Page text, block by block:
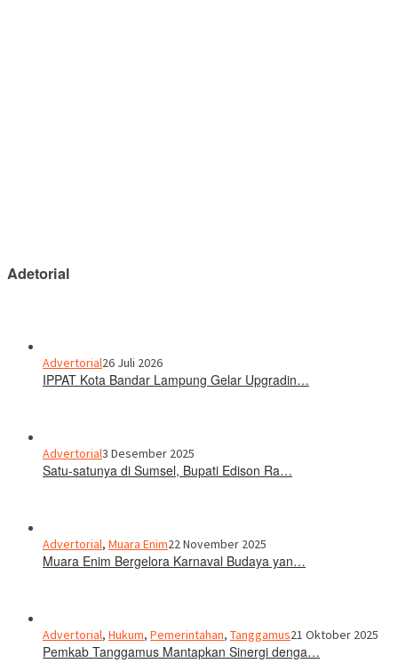
Adetorial
Advertorial26 Juli 2026
IPPAT Kota Bandar Lampung Gelar Upgradin…
Advertorial3 Desember 2025
Satu-satunya di Sumsel, Bupati Edison Ra…
Advertorial, Muara Enim22 November 2025
Muara Enim Bergelora Karnaval Budaya yan…
Advertorial, Hukum, Pemerintahan, Tanggamus21 Oktober 2025
Pemkab Tanggamus Mantapkan Sinergi denga…